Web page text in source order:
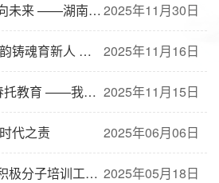
2025年11月30日
湖社区联合开展关爱困境儿童主题党日活动
2025年11月16日
党积极分子培训工作圆满收官
2025年11月15日
党支部开展主题党日活动
2025年06月06日
代之责
2025年05月18日
培训工作圆满完成